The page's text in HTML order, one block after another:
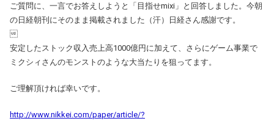
ご質問に、一言でお答えしようと「目指せmixi」と回答しました。今朝
の日経朝刊にそのまま掲載されました（汗）日経さん感謝です。
安定したストック収入売上高1000億円に加えて、さらにゲーム事業で
ミクシィさんのモンストのような大当たりを狙ってます。
ご理解頂ければ幸いです。
http://www.nikkei.com/paper/article/?